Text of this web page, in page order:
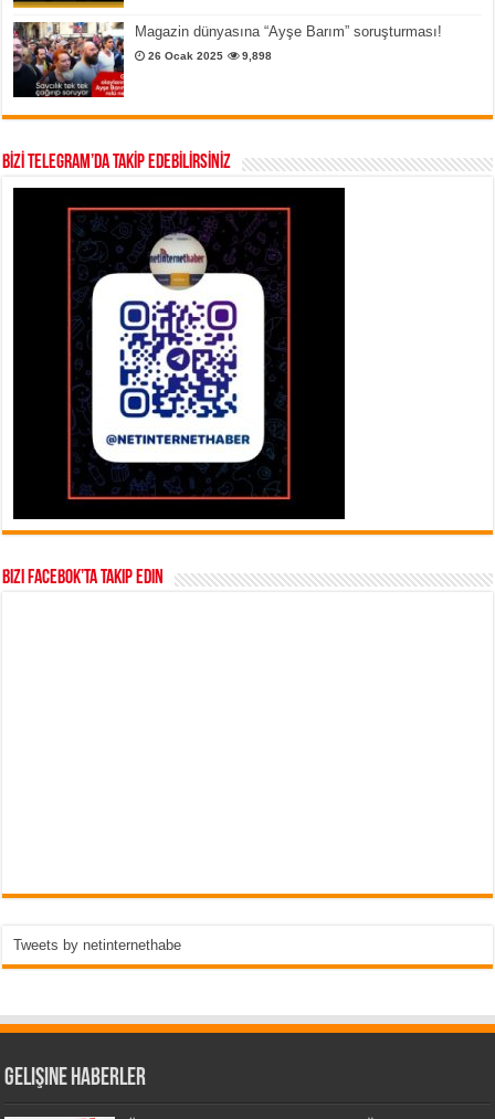
Magazin dünyasına “Ayşe Barım” soruşturması!
26 Ocak 2025 9,898
BİZİ TELEGRAM’DA TAKİP EDEBİLİRSİNİZ
Bizi Facebok’ta takip edin
Tweets by netinternethabe
Gelişine Haberler